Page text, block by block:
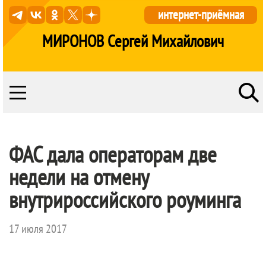
МИРОНОВ Сергей Михайлович
интернет-приёмная
ФАС дала операторам две
недели на отмену
внутрироссийского роуминга
17 июля 2017